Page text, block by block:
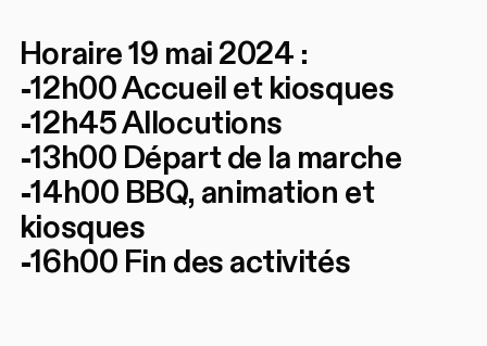
Horaire 19 mai 2024 :
-12h00 Accueil et kiosques
-12h45 Allocutions
-13h00 Départ de la marche
-14h00 BBQ, animation et
kiosques
-16h00 Fin des activités